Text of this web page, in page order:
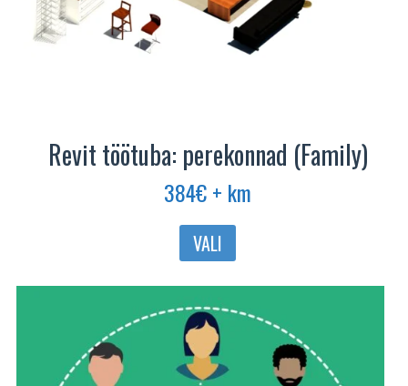
Revit töötuba: perekonnad (Family)
384€+ km
VALI
Sellel
varianti.
Valikuid